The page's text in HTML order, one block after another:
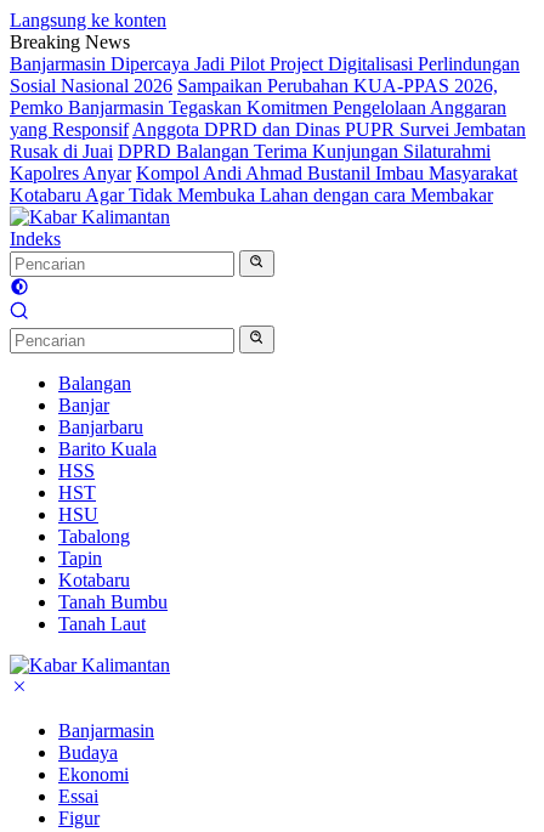
Langsung ke konten
Breaking News
Banjarmasin Dipercaya Jadi Pilot Project Digitalisasi Perlindungan
Sosial Nasional 2026 Sampaikan Perubahan KUA-PPAS 2026,
Pemko Banjarmasin Tegaskan Komitmen Pengelolaan Anggaran
yang Responsif Anggota DPRD dan Dinas PUPR Survei Jembatan
Rusak di Juai DPRD Balangan Terima Kunjungan Silaturahmi
Kapolres Anyar Kompol Andi Ahmad Bustanil Imbau Masyarakat
Kotabaru Agar Tidak Membuka Lahan dengan cara Membakar
Indeks
Balangan
Banjar
Banjarbaru
Barito Kuala
HSS
HST
HSU
Tabalong
Tapin
Kotabaru
Tanah Bumbu
Tanah Laut
Banjarmasin
Budaya
Ekonomi
Essai
Figur